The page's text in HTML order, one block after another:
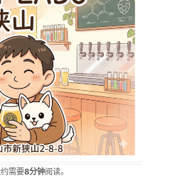
需要8分钟阅读。